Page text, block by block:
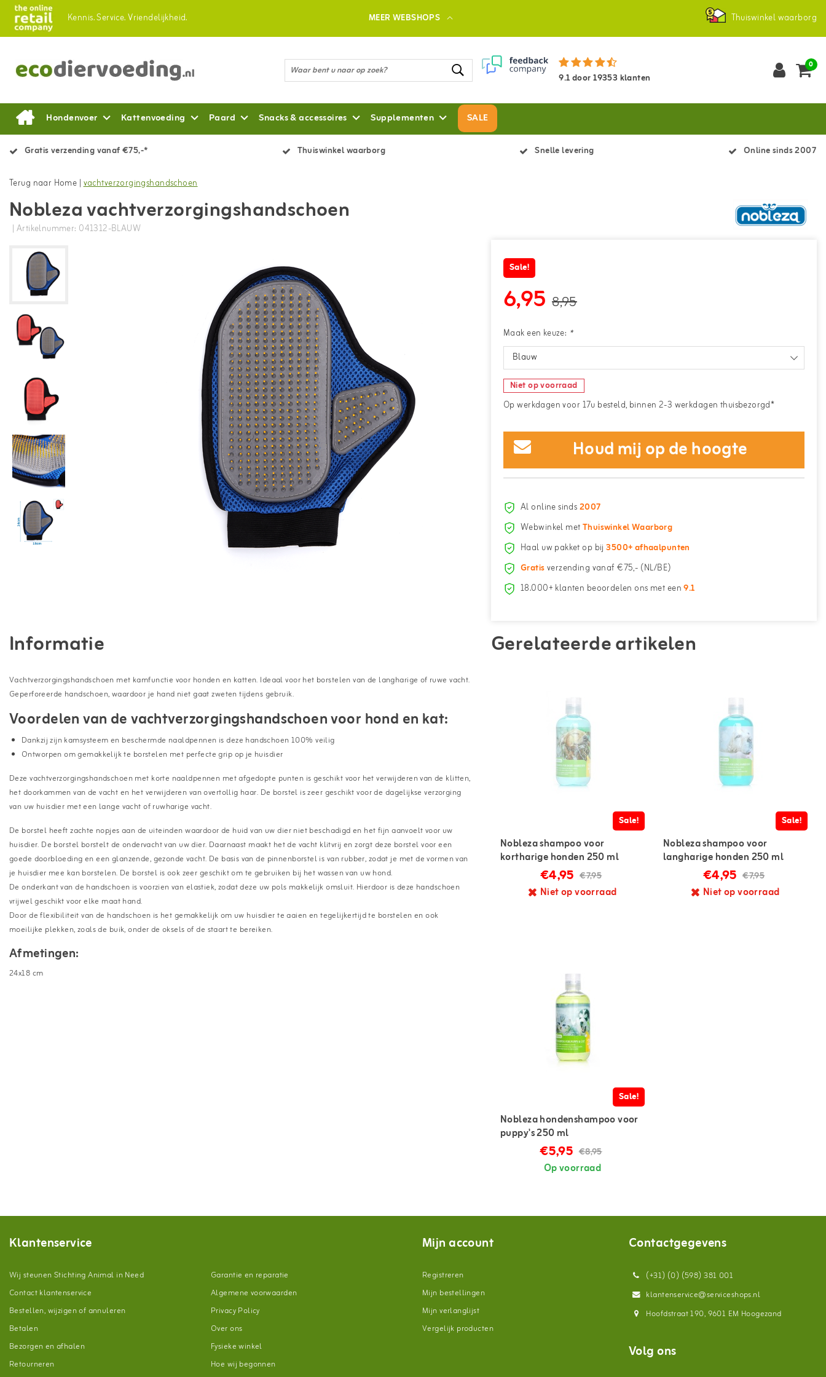
Kennis.Service.Vriendelijkheid. MEER WEBSHOPS Thuiswinkel waarborg
9.1door19353 klanten
0
Hondenvoer Kattenvoeding Paard Snacks & accessoires Supplementen SALE
Gratis verzending vanaf €75,-* Thuiswinkel waarborg Snelle levering Online sinds 2007
Terug naar Home |vachtverzorgingshandschoen
Nobleza vachtverzorgingshandschoen
| Artikelnummer: 041312-BLAUW
Sale!
6,95 8,95
Maak een keuze: *
Blauw
Niet op voorraad
Op werkdagen voor 17u besteld, binnen 2-3 werkdagen thuisbezorgd*
Houd mij op de hoogte
Al online sinds2007
Webwinkel metThuiswinkel Waarborg
Haal uw pakket op bij3500+ afhaalpunten
Gratisverzending vanaf €75,- (NL/BE)
18.000+ klanten beoordelen ons met een9.1
Informatie
Vachtverzorgingshandschoen met kamfunctie voor honden en katten. Ideaal voor het borstelen van de langharige of ruwe vacht.
Geperforeerde handschoen, waardoor je hand niet gaat zweten tijdens gebruik.
Voordelen van de vachtverzorgingshandschoen voor hond en kat:
Dankzij zijn kamsysteem en beschermde naaldpennen is deze handschoen 100% veilig
Ontworpen om gemakkelijk te borstelen met perfecte grip op je huisdier
Deze vachtverzorgingshandschoen met korte naaldpennen met afgedopte punten is geschikt voor het verwijderen van de klitten,
het doorkammen van de vacht en het verwijderen van overtollig haar. De borstel is zeer geschikt voor de dagelijkse verzorging
van uw huisdier met een lange vacht of ruwharige vacht.
De borstel heeft zachte nopjes aan de uiteinden waardoor de huid van uw dier niet beschadigd en het fijn aanvoelt voor uw
huisdier. De borstel borstelt de ondervacht van uw dier. Daarnaast maakt het de vacht klitvrij en zorgt deze borstel voor een
goede doorbloeding en een glanzende, gezonde vacht. De basis van de pinnenborstel is van rubber, zodat je met de vormen van
je huisdier mee kan borstelen. De borstel is ook zeer geschikt om te gebruiken bij het wassen van uw hond.
De onderkant van de handschoen is voorzien van elastiek, zodat deze uw pols makkelijk omsluit. Hierdoor is deze handschoen
vrijwel geschikt voor elke maat hand.
Door de flexibiliteit van de handschoen is het gemakkelijk om uw huisdier te aaien en tegelijkertijd te borstelen en ook
moeilijke plekken, zoals de buik, onder de oksels of de staart te bereiken.
Afmetingen:
24x18 cm
Gerelateerde artikelen
Sale!
Nobleza shampoo voor
kortharige honden 250 ml
€4,95 €7,95
Niet op voorraad
Sale!
Nobleza shampoo voor
langharige honden 250 ml
€4,95 €7,95
Niet op voorraad
Sale!
Nobleza hondenshampoo voor
puppy's 250 ml
€5,95 €8,95
Op voorraad
Klantenservice
Wij steunen Stichting Animal in Need
Contact klantenservice
Bestellen, wijzigen of annuleren
Betalen
Bezorgen en afhalen
Retourneren
Garantie en reparatie
Algemene voorwaarden
Privacy Policy
Over ons
Fysieke winkel
Hoe wij begonnen
Mijn account
Registreren
Mijn bestellingen
Mijn verlanglijst
Vergelijk producten
Contactgegevens
(+31) (0) (598) 381 001
klantenservice@serviceshops.nl
Hoofdstraat 190, 9601 EM Hoogezand
Volg ons